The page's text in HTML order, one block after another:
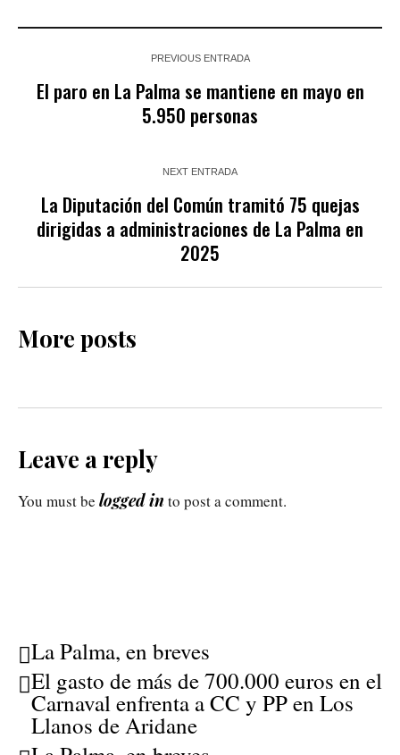
PREVIOUS ENTRADA
El paro en La Palma se mantiene en mayo en
5.950 personas
NEXT ENTRADA
La Diputación del Común tramitó 75 quejas
dirigidas a administraciones de La Palma en
2025
More posts
Leave a reply
You must be logged in to post a comment.
La Palma, en breves
El gasto de más de 700.000 euros en el
Carnaval enfrenta a CC y PP en Los
Llanos de Aridane